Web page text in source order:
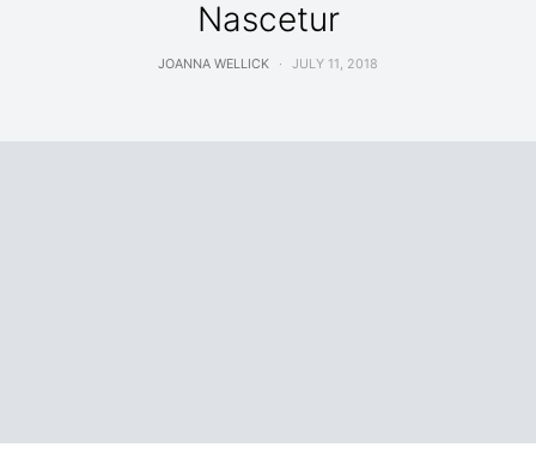
Nascetur
JOANNA WELLICK JULY 11, 2018